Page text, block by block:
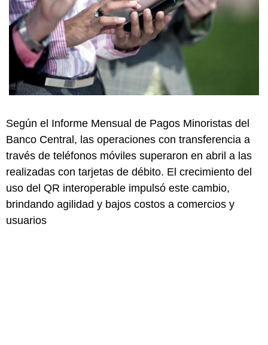
Según el Informe Mensual de Pagos Minoristas del
Banco Central, las operaciones con transferencia a
través de teléfonos móviles superaron en abril a las
realizadas con tarjetas de débito. El crecimiento del
uso del QR interoperable impulsó este cambio,
brindando agilidad y bajos costos a comercios y
usuarios